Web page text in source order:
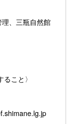
、三瓶自然館
こと〉